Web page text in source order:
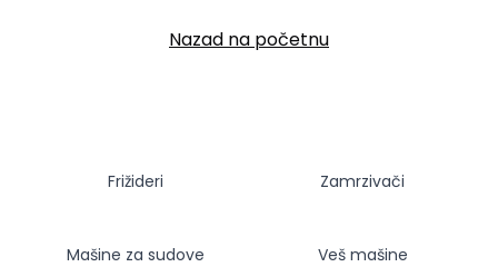
Nazad na početnu
Frižideri Zamrzivači
Mašine za sudove Veš mašine